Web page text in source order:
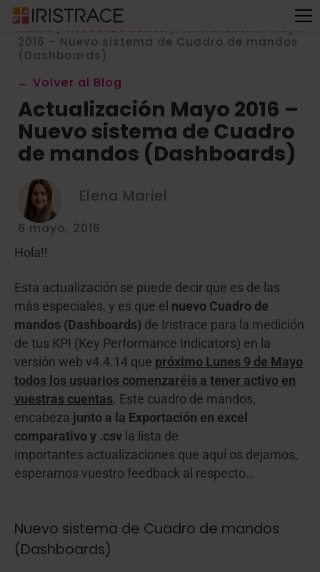
Home / Actualizaciones / Actualización Mayo
2016 – Nuevo sistema de Cuadro de mandos
(Dashboards)
← Volver al Blog
Actualización Mayo 2016 –
Nuevo sistema de Cuadro
de mandos (Dashboards)
Elena Mariel
6 mayo, 2016
Hola!!
Esta actualización se puede decir que es de las
más especiales, y es que el nuevo Cuadro de
mandos (Dashboards) de Iristrace para la medición
de tus KPI (Key Performance Indicators) en la
versión web v4.4.14 que próximo Lunes 9 de Mayo
todos los usuarios comenzaréis a tener activo en
vuestras cuentas. Este cuadro de mandos,
encabeza junto a la Exportación en excel
comparativo y .csv la lista de
importantes actualizaciones que aquí os dejamos,
esperamos vuestro feedback al respecto…
Nuevo sistema de Cuadro de mandos
(Dashboards)